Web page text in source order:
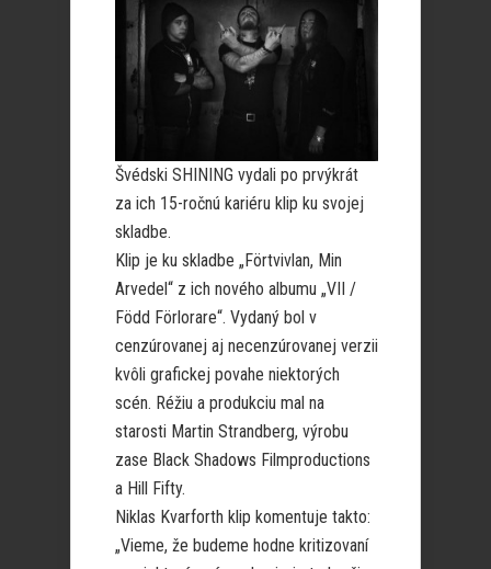
Švédski SHINING vydali po prvýkrát
za ich 15-ročnú kariéru klip ku svojej
skladbe.
Klip je ku skladbe „Förtvivlan, Min
Arvedel“ z ich nového albumu „VII /
Född Förlorare“. Vydaný bol v
cenzúrovanej aj necenzúrovanej verzii
kvôli grafickej povahe niektorých
scén. Réžiu a produkciu mal na
starosti Martin Strandberg, výrobu
zase Black Shadows Filmproductions
a Hill Fifty.
Niklas Kvarforth klip komentuje takto:
„Vieme, že budeme hodne kritizovaní